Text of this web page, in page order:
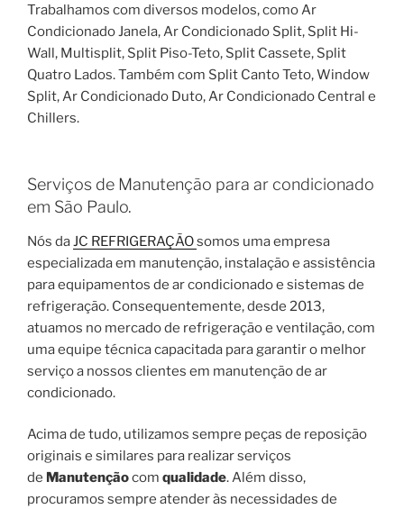
Trabalhamos com diversos modelos, como Ar
Condicionado Janela, Ar Condicionado Split, Split Hi-
Wall, Multisplit, Split Piso-Teto, Split Cassete, Split
Quatro Lados. Também com Split Canto Teto, Window
Split, Ar Condicionado Duto, Ar Condicionado Central e
Chillers.
Serviços de Manutenção para ar condicionado
em São Paulo.
Nós daJC REFRIGERAÇÃOsomos uma empresa
especializada em manutenção, instalação e assistência
para equipamentos de ar condicionado e sistemas de
refrigeração. Consequentemente, desde 2013,
atuamos no mercado de refrigeração e ventilação, com
uma equipe técnica capacitada para garantir o melhor
serviço a nossos clientes em manutenção de ar
condicionado.
Acima de tudo, utilizamos sempre peças de reposição
originais e similares para realizar serviços
de Manutençãocom qualidade. Além disso,
procuramos sempre atender às necessidades de